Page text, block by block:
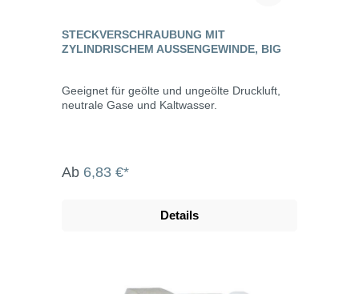
STECKVERSCHRAUBUNG MIT
ZYLINDRISCHEM AUSSENGEWINDE, BIG
Geeignet für geölte und ungeölte Druckluft,
neutrale Gase und Kaltwasser.
Ab 6,83 €*
Details